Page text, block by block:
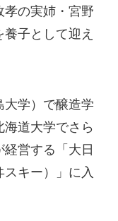
孝の実姉・宮野
子として迎え
大学）で醸造学
道大学でさら
営する「大日
キー）」に入